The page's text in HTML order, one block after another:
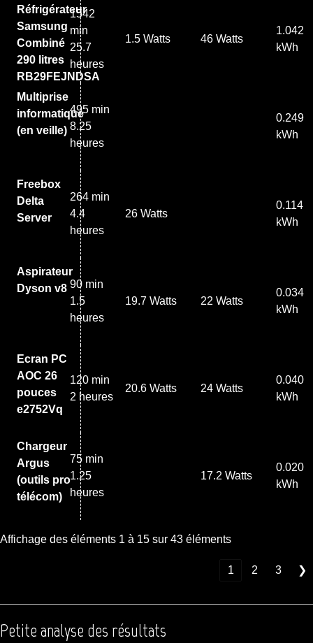
Réfrigérateur
Samsung
Combiné
290 litres
RB29FEJNDSA
1542
min
25.7
heures
1.5 Watts 46 Watts
1.042
kWh
Multiprise
informatique
(en veille)
495 min
8.25
heures
0.249
kWh
Freebox
Delta
Server
264 min
4.4
heures
26 Watts
0.114
kWh
Aspirateur
Dyson v8 90 min
1.5
heures
19.7 Watts 22 Watts
0.034
kWh
Ecran PC
AOC 26
pouces
e2752Vq
120 min
2 heures
20.6 Watts 24 Watts
0.040
kWh
Chargeur
Argus
(outils pro
télécom)
75 min
1.25
heures
17.2 Watts
0.020
kWh
Affichage des éléments 1 à 15 sur 43 éléments
1 2 3 ❯
Petite analyse des résultats